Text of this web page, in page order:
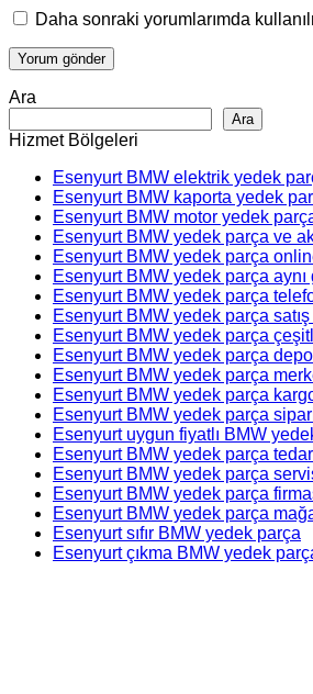
Daha sonraki yorumlarımda
Ara
Ara
Hizmet Bölgeleri
Esenyurt BMW elektrik yedek
Esenyurt BMW kaporta yedek
Esenyurt BMW motor yedek
Esenyurt BMW yedek parça ve
Esenyurt BMW yedek parça
Esenyurt BMW yedek parça
Esenyurt BMW yedek parça
Esenyurt BMW yedek parça satış
Esenyurt BMW yedek parça
Esenyurt BMW yedek parça
Esenyurt BMW yedek parça
Esenyurt BMW yedek parça
Esenyurt BMW yedek parça
Esenyurt uygun fiyatlı BMW
Esenyurt BMW yedek parça
Esenyurt BMW yedek parça
Esenyurt BMW yedek parça
Esenyurt BMW yedek parça
Esenyurt sıfır BMW yedek parça
Esenyurt çıkma BMW yedek